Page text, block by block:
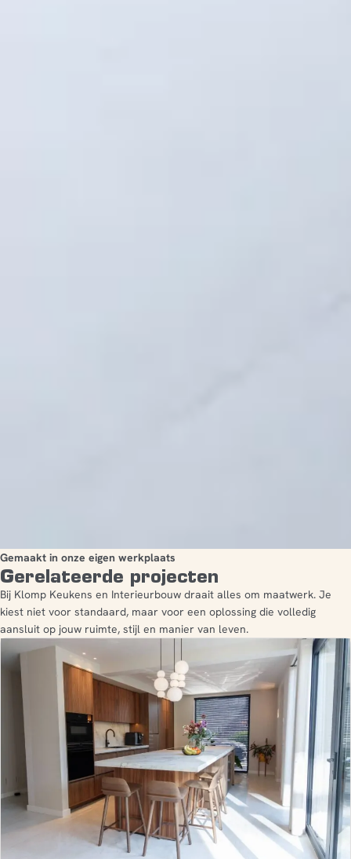
Gemaakt in onze eigen werkplaats
Gerelateerde projecten
Bij Klomp Keukens en Interieurbouw draait alles om maatwerk. Je
kiest niet voor standaard, maar voor een oplossing die volledig
aansluit op jouw ruimte, stijl en manier van leven.